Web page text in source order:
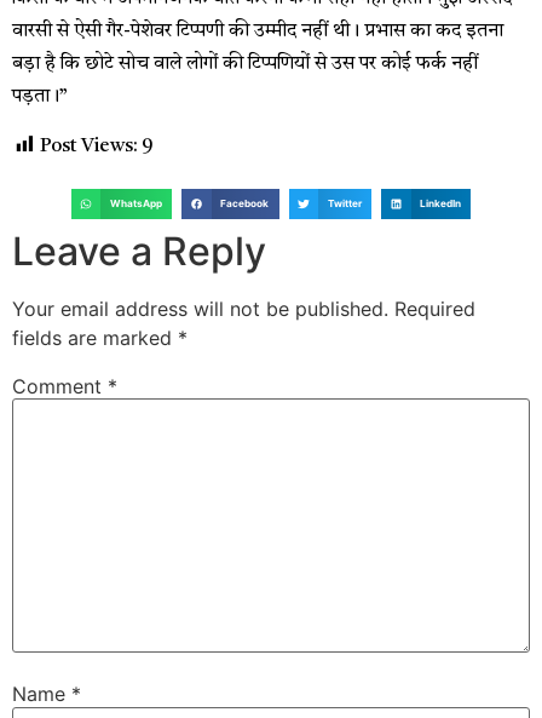
वारसी से ऐसी गैर-पेशेवर टिप्पणी की उम्मीद नहीं थी। प्रभास का कद इतना
बड़ा है कि छोटे सोच वाले लोगों की टिप्पणियों से उस पर कोई फर्क नहीं
पड़ता।”
Post Views: 9
WhatsApp Facebook Twitter LinkedIn
Leave a Reply
Your email address will not be published. Required
fields are marked *
Comment *
Name *